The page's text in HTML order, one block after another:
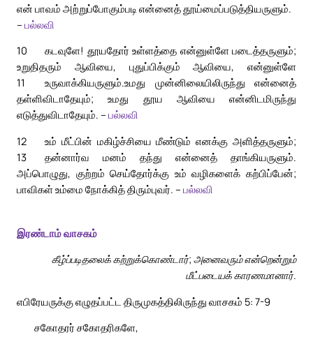
என் பாவம் அற்றுப்போகும்படி என்னைத் தூய்மைப்படுத்தியருளும்.
– பல்லவி
10
கடவுளே! தூயதோர் உள்ளத்தை என்னுள்ளே படைத்தருளும்;
உறுதிதரும் ஆவியை, புதுப்பிக்கும் ஆவியை, என்னுள்ளே
உருவாக்கியருளும்.
11
உமது முன்னிலையிலிருந்து என்னைத்
தள்ளிவிடாதேயும்; உமது தூய ஆவியை என்னிடமிருந்து
எடுத்துவிடாதேயும். – பல்லவி
12
உம் மீட்பின் மகிழ்ச்சியை மீண்டும் எனக்கு அளித்தருளும்;
தன்னார்வ மனம் தந்து என்னைத் தாங்கியருளும்.
13
அப்பொழுது, குற்றம் செய்தோர்க்கு உம் வழிகளைக் கற்பிப்பேன்;
பாவிகள் உம்மை நோக்கித் திரும்புவர். – பல்லவி
இரண்டாம் வாசகம்
கீழ்ப்படிதலைக் கற்றுக்கொண்டார்; அனைவரும் என்றென்றும்
மீட்படையக் காரணமானார்.
எபிரேயருக்கு எழுதப்பட்ட திருமுகத்திலிருந்து வாசகம் 5: 7-9
சகோதரர் சகோதரிகளே,